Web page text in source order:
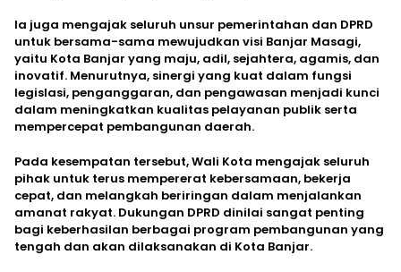
Ia juga mengajak seluruh unsur pemerintahan dan DPRD
untuk bersama-sama mewujudkan visi Banjar Masagi,
yaitu Kota Banjar yang maju, adil, sejahtera, agamis, dan
inovatif. Menurutnya, sinergi yang kuat dalam fungsi
legislasi, penganggaran, dan pengawasan menjadi kunci
dalam meningkatkan kualitas pelayanan publik serta
mempercepat pembangunan daerah.
Pada kesempatan tersebut, Wali Kota mengajak seluruh
pihak untuk terus mempererat kebersamaan, bekerja
cepat, dan melangkah beriringan dalam menjalankan
amanat rakyat. Dukungan DPRD dinilai sangat penting
bagi keberhasilan berbagai program pembangunan yang
tengah dan akan dilaksanakan di Kota Banjar.